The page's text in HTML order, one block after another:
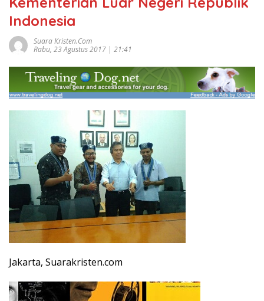
Indonesia
Suara Kristen.com
Rabu, 23 Agustus 2017 | 21:41
Jakarta, Suarakristen.com